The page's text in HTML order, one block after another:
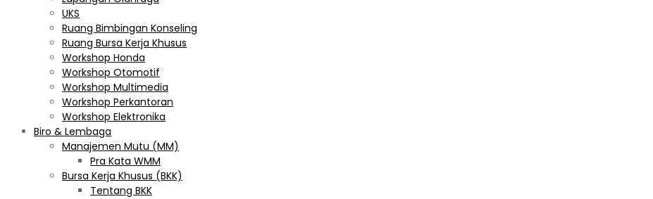
UKS
Ruang Bimbingan Konseling
Ruang Bursa Kerja Khusus
Workshop Honda
Workshop Otomotif
Workshop Multimedia
Workshop Perkantoran
Workshop Elektronika
Biro & Lembaga
Manajemen Mutu (MM)
Pra Kata WMM
Bursa Kerja Khusus (BKK)
Tentang BKK